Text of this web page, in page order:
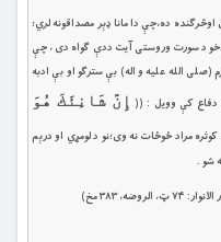
ده،چې دا مانا ډېر مصداقونه لري؛
د سورت وروستى آيت ددې ګواه دى ، چې
(صلی الله عليه و اله) بې سترګو او بې ادبه
دفاع کې وويل : (( إِنَّ شَانِئَكَ هُوَ
مراد ځوځات نه وى؛نو د لومړي او درېم
شو .
۳۸۳ مخ)